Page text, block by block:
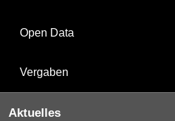
Open Data
Vergaben
Aktuelles